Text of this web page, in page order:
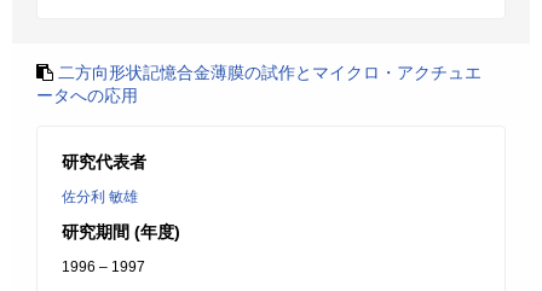
二方向形状記憶合金薄膜の試作とマイクロ・アクチュエ
ータへの応用
研究代表者
佐分利 敏雄
研究期間 (年度)
1996 – 1997